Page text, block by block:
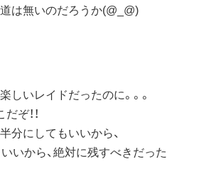
は無いのだろうか(@_@)
しいレイドだったのに。。。
ぞ！！
分にしてもいいから、
いから、絶対に残すべきだった